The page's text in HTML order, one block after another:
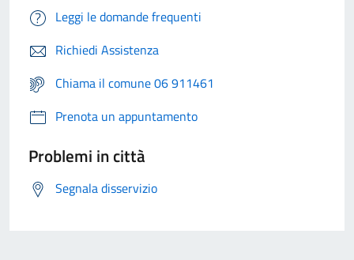
Leggi le domande frequenti
Richiedi Assistenza
Chiama il comune 06 911461
Prenota un appuntamento
Problemi in città
Segnala disservizio